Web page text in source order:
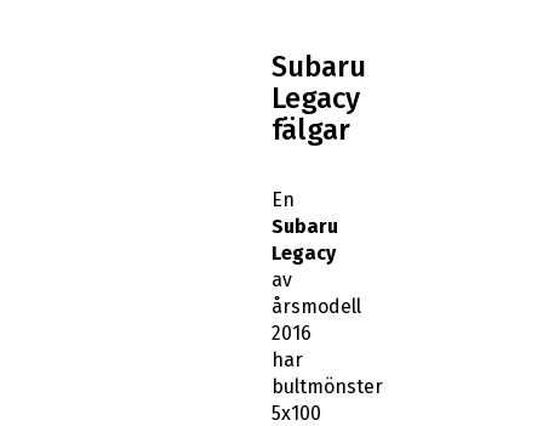
Subaru
Legacy
fälgar
En
Subaru
Legacy
av
årsmodell
2016
har
bultmönster
5x100